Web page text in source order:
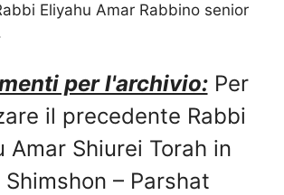
Eliyahu Amar Rabbino senior
per l'archivio:Per
il precedente Rabbi
Amar Shiurei Torah in
Shimshon – Parshat